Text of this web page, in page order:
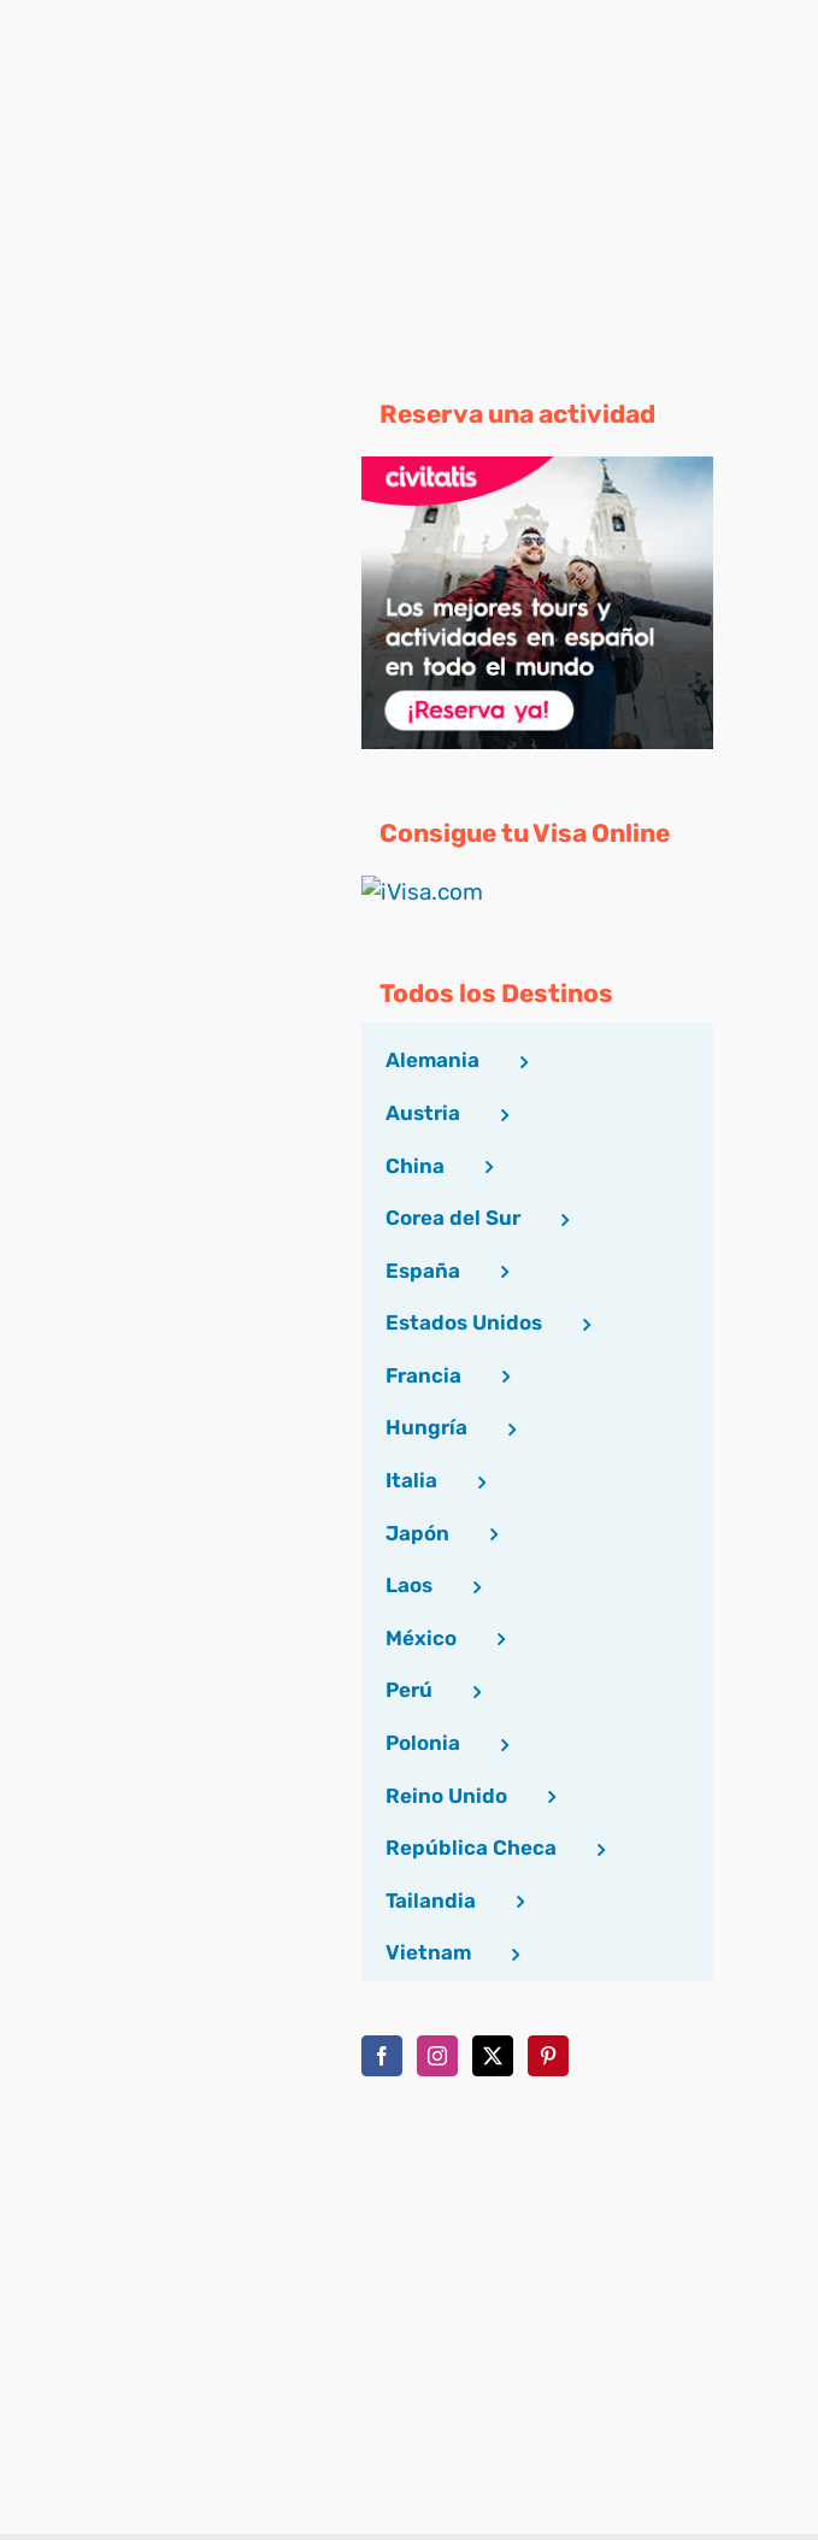
Reserva una actividad
Consigue tu Visa Online
Todos los Destinos
Alemania
Austria
China
Corea del Sur
España
Estados Unidos
Francia
Hungría
Italia
Japón
Laos
México
Perú
Polonia
Reino Unido
República Checa
Tailandia
Vietnam